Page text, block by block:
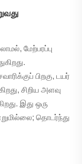
மேற்பரப்பு
பிறகு, டயர்
சிறிய அளவு
இது ஒரு
தொடர்ந்து